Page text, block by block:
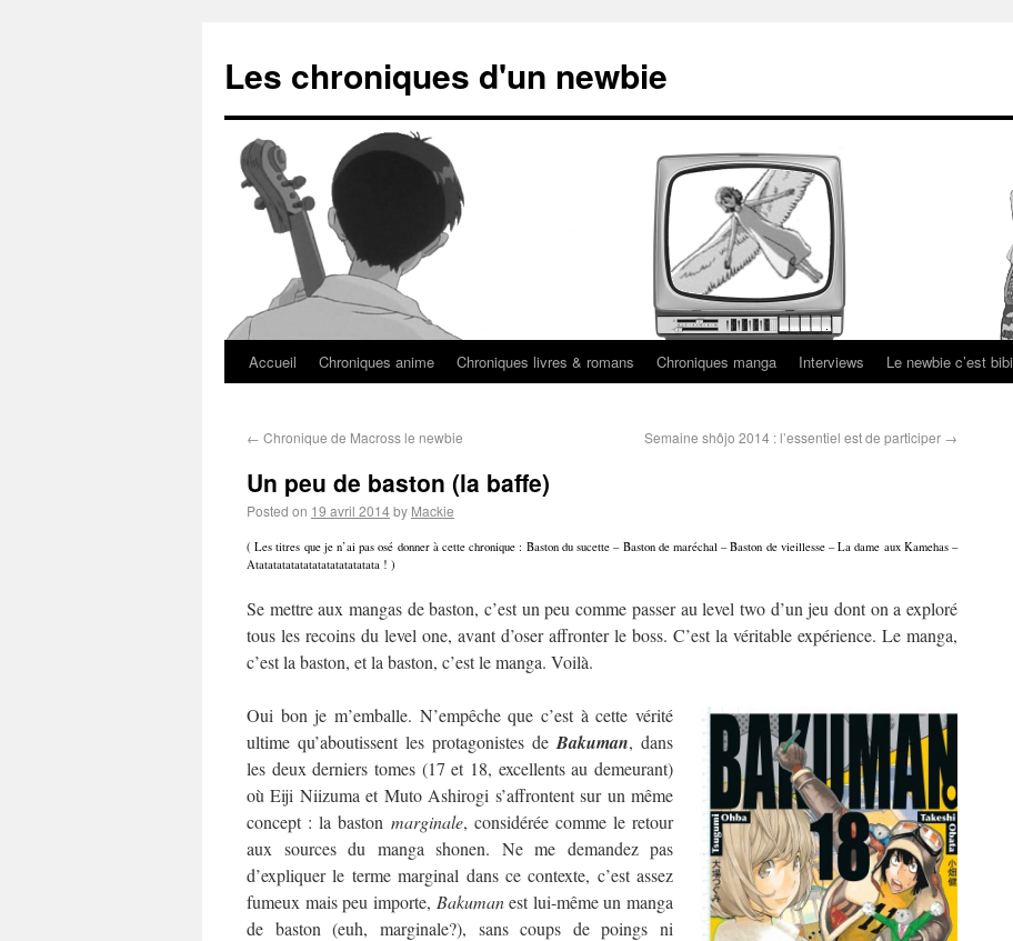
Les chroniques d'un newbie
Accueil Chroniques anime Chroniques livres & romans Chroniques manga Interviews Le newbie c’est bibi
← Chronique de Macross le newbie Semaine shôjo 2014 : l’essentiel est de participer →
Un peu de baston (la baffe)
Posted on 19 avril 2014by Mackie
( Les titres que je n’ai pas osé donner à cette chronique : Baston du sucette – Baston de maréchal – Baston de vieillesse – La dame aux Kamehas –
Atatatatatatatatatatatatatata ! )
Se mettre aux mangas de baston, c’est un peu comme passer au level two d’un jeu dont on a exploré
tous les recoins du level one, avant d’oser affronter le boss. C’est la véritable expérience. Le manga,
c’est la baston, et la baston, c’est le manga. Voilà.
Oui bon je m’emballe. N’empêche que c’est à cette vérité
ultime qu’aboutissent les protagonistes de Bakuman, dans
les deux derniers tomes (17 et 18, excellents au demeurant)
où Eiji Niizuma et Muto Ashirogi s’affrontent sur un même
concept : la baston marginale, considérée comme le retour
aux sources du manga shonen. Ne me demandez pas
d’expliquer le terme marginal dans ce contexte, c’est assez
fumeux mais peu importe, Bakumanest lui-même un manga
de baston (euh, marginale?), sans coups de poings ni